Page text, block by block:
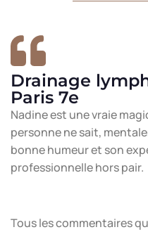
Drainage
Paris 7e
Nadine est une vraie
personne ne sait,
bonne humeur et son
professionnelle hors pair.
Tous les commentaires